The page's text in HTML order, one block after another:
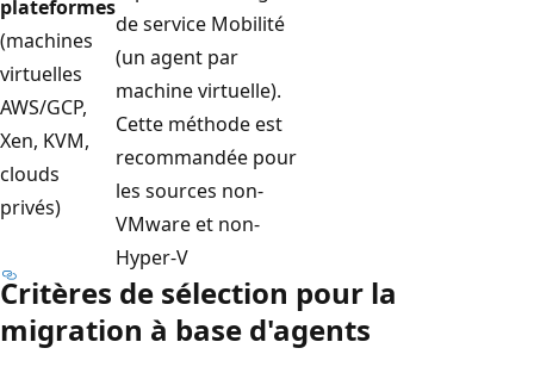
plateformes
(machines
virtuelles
AWS/GCP,
Xen, KVM,
clouds
privés)
de service Mobilité
(un agent par
machine virtuelle).
Cette méthode est
recommandée pour
les sources non-
VMware et non-
Hyper-V
Critères de sélection pour la
migration à base d'agents